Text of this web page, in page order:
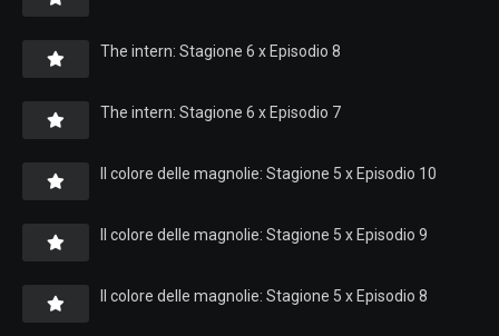
The intern: Stagione 6 x Episodio 8
The intern: Stagione 6 x Episodio 7
Il colore delle magnolie: Stagione 5 x Episodio 10
Il colore delle magnolie: Stagione 5 x Episodio 9
Il colore delle magnolie: Stagione 5 x Episodio 8